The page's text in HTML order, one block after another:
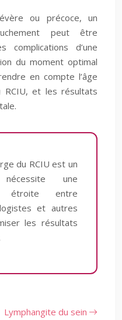
ou précoce, un
peut être
d’une
du moment optimal
en compte l’âge
RCIU, et les résultats
du RCIU est un
une
étroite entre
et autres
les résultats
Lymphangite du sein